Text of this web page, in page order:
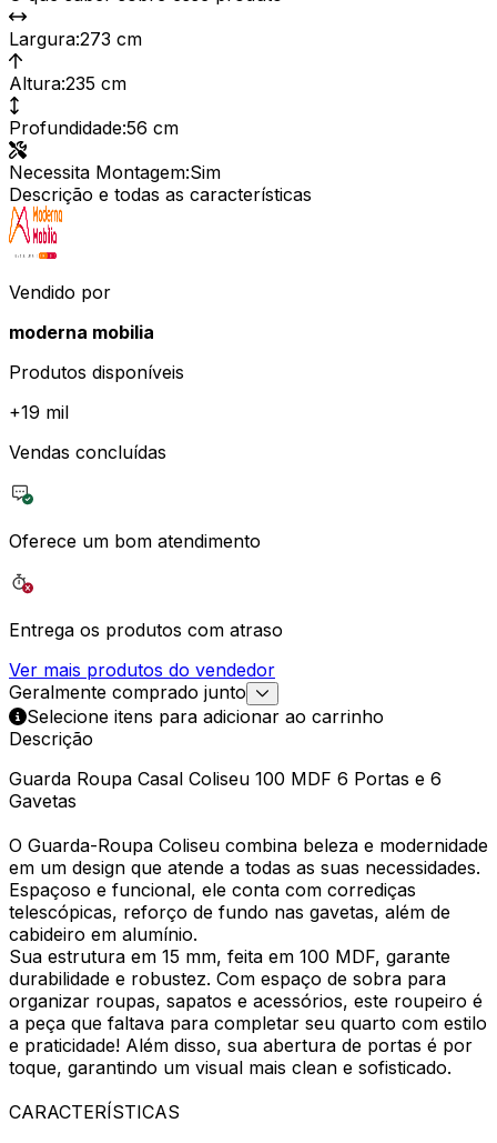
Largura:273 cm
Altura:235 cm
Profundidade:56 cm
Necessita Montagem:Sim
Descrição e todas as características
Vendido por
moderna mobilia
Produtos disponíveis
+19 mil
Vendas concluídas
Oferece um bom atendimento
Entrega os produtos com atraso
Ver mais produtos do vendedor
Geralmente comprado junto
Selecione itens para adicionar ao carrinho
Descrição
Guarda Roupa Casal Coliseu 100 MDF 6 Portas e 6
Gavetas
O Guarda-Roupa Coliseu combina beleza e modernidade
em um design que atende a todas as suas necessidades.
Espaçoso e funcional, ele conta com corrediças
telescópicas, reforço de fundo nas gavetas, além de
cabideiro em alumínio.
Sua estrutura em 15 mm, feita em 100 MDF, garante
durabilidade e robustez. Com espaço de sobra para
organizar roupas, sapatos e acessórios, este roupeiro é
a peça que faltava para completar seu quarto com estilo
e praticidade! Além disso, sua abertura de portas é por
toque, garantindo um visual mais clean e sofisticado.
CARACTERÍSTICAS